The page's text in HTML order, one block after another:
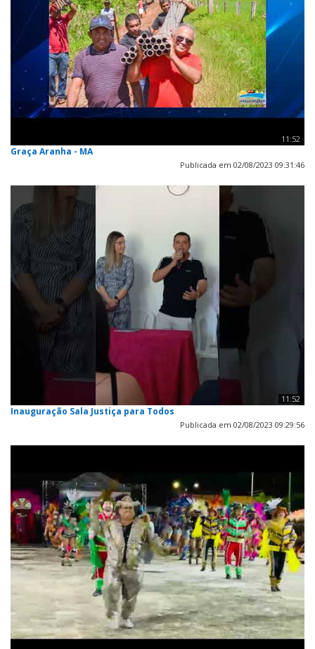
11:52
Graça Aranha - MA
Publicada em 02/08/2023 09:31:46
11:52
Inauguração Sala Justiça para Todos
Publicada em 02/08/2023 09:29:56